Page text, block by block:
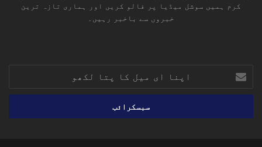
کرم ہمیں سوشل میڈیا پر فالو کریں اور ہماری تازہ ترین
خبروں سے باخبر رہیں۔
ای
میل
پتا